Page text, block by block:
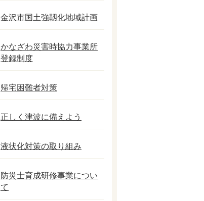
金沢市国土強靱化地域計画
かなざわ災害時協力事業所
登録制度
帰宅困難者対策
正しく津波に備えよう
液状化対策の取り組み
防災士育成研修事業につい
て